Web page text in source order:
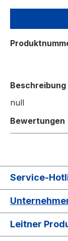
Beschreibung
null
Bewertungen
Service-
Leitner